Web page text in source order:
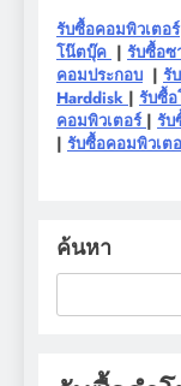
รับซื้อคอมพิวเตอร์
โน๊ตบุ๊ค | รับซื้อซ
คอมประกอบ | รั
Harddisk | รับซื้อ
คอมพิวเตอร์ | รับ
| รับซื้อคอมพิวเต
ค้นหา